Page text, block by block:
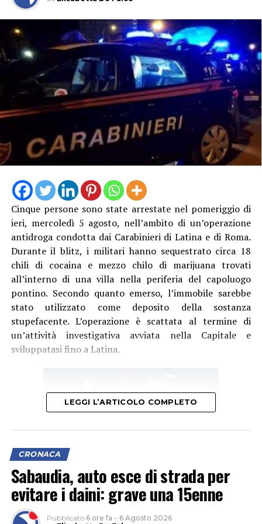
Cinque persone sono state arrestate nel pomeriggio di
ieri, mercoledì 5 agosto, nell’ambito di un’operazione
antidroga condotta dai Carabinieri di Latina e di Roma.
Durante il blitz, i militari hanno sequestrato circa 18
chili di cocaina e mezzo chilo di marijuana trovati
all’interno di una villa nella periferia del capoluogo
pontino. Secondo quanto emerso, l’immobile sarebbe
stato utilizzato come deposito della sostanza
stupefacente. L’operazione è scattata al termine di
un’attività investigativa avviata nella Capitale e
sviluppatasi fino a Latina.
LEGGI L’ARTICOLO COMPLETO
CRONACA
Sabaudia, auto esce di strada per
evitare i daini: grave una 15enne
Pubblicato 6 ore fa – 6 Agosto 2026